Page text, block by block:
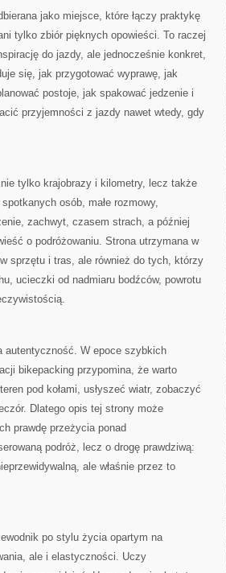
jako miejsce, które łączy praktykę
tylko zbiór pięknych opowieści. To raczej
do jazdy, ale jednocześnie konkret,
się, jak przygotować wyprawę, jak
postoje, jak spakować jedzenie i
przyjemności z jazdy nawet wtedy, gdy
tylko krajobrazy i kilometry, lecz także
osób, małe rozmowy,
zachwyt, czasem strach, a później
o podróżowaniu. Strona utrzymana w
sprzętu i tras, ale również do tych, którzy
ucieczki od nadmiaru bodźców, powrotu
autentyczność. W epoce szybkich
bikepacking przypomina, że warto
pod kołami, usłyszeć wiatr, zobaczyć
Dlatego opis tej strony może
prawdę przeżycia ponad
podróż, lecz o drogę prawdziwą:
ale właśnie przez to
po stylu życia opartym na
ale i elastyczności. Uczy